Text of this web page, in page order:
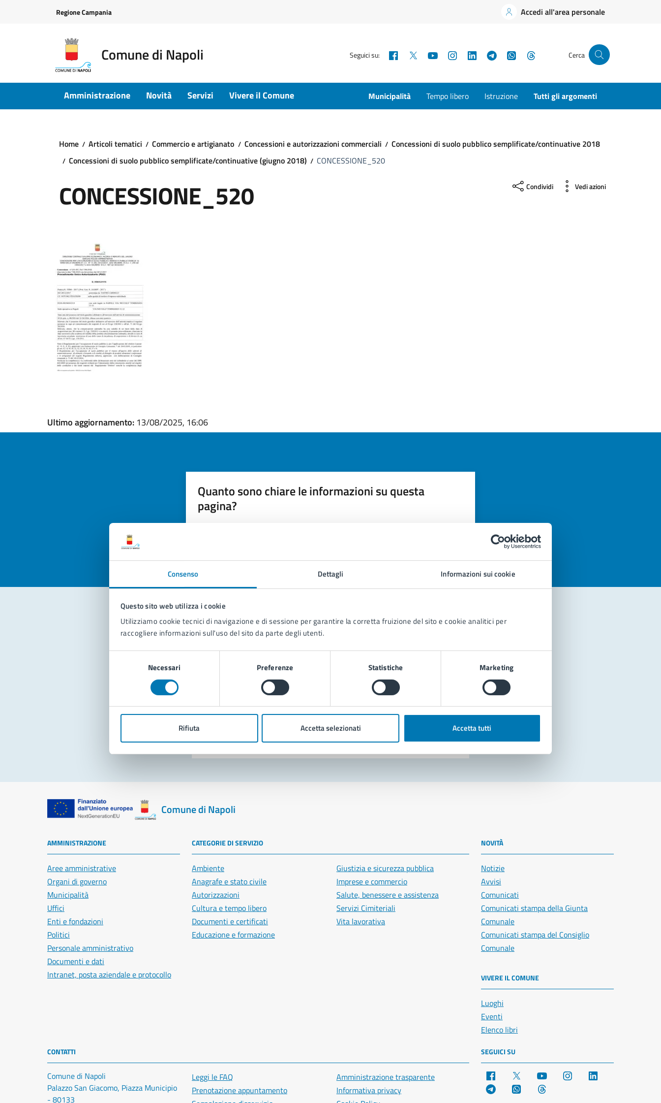
Consenso Dettagli Informazioni sui cookie
Questo sito web utilizza i cookie
Utilizziamo cookie tecnici di navigazione e di sessione per garantire la corretta fruizione del sito e cookie analitici per
raccogliere informazioni sull'uso del sito da parte degli utenti.
Necessari Preferenze Statistiche Marketing
Rifiuta Accetta selezionati Accetta tutti
Regione Campania Accedi all'area personale
Comune di Napoli Seguici su: Facebook YouTubeInstagramLinkedInTelegramWhatsApp Cerca
Amministrazione Novità Servizi Vivere il Comune Municipalità Tempo libero Istruzione Tutti gli argomenti
Home Articoli tematici Commercio e artigianato Concessioni e autorizzazioni commerciali
Concessioni di suolo pubblico semplificate/continuative 2018
Concessioni di suolo pubblico semplificate/continuative (giugno 2018)
CONCESSIONE_520
CONCESSIONE_520 Condividi Vedi azioni
Ultimo aggiornamento: 13/08/2025, 16:06
Quanto sono chiare le informazioni su questa
pagina?
Contatta il comune
Leggi le domande frequenti
Richiedi assistenza
Prenota appuntamento
Problemi in città
Segnala disservizio
Comune di Napoli
AMMINISTRAZIONE
Aree amministrative
Organi di governo
Municipalità
Uffici
Enti e fondazioni
Politici
Personale amministrativo
Documenti e dati
Intranet, posta aziendale e protocollo
CATEGORIE DI SERVIZIO
Ambiente
Anagrafe e stato civile
Autorizzazioni
Cultura e tempo libero
Documenti e certificati
Educazione e formazione
Giustizia e sicurezza pubblica
Imprese e commercio
Salute, benessere e assistenza
Servizi Cimiteriali
Vita lavorativa
NOVITÀ
Notizie
Avvisi
Comunicati
Comunicati stampa della Giunta
Comunale
Comunicati stampa del Consiglio
Comunale
VIVERE IL COMUNE
Luoghi
Eventi
Elenco libri
CONTATTI
Comune di Napoli
Palazzo San Giacomo, Piazza Municipio
- 80133
Leggi le FAQ
Prenotazione appuntamento
Amministrazione trasparente
Informativa privacy
SEGUICI SU
Facebook YouTube Instagram
Telegram WhatsApp